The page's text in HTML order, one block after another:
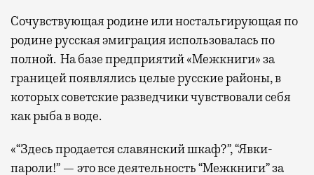
Сочувствующая родине или ностальгирующая по
родине русская эмиграция использовалась по
полной. На базе предприятий «Межкниги» за
границей появлялись целые русские районы, в
которых советские разведчики чувствовали себя
как рыба в воде.
«“Здесь продается славянский шкаф?”, “Явки-
пароли!” — это все деятельность “Межкниги” за